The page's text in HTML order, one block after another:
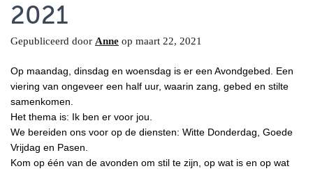
2021
Gepubliceerd door Anne op maart 22, 2021
Op maandag, dinsdag en woensdag is er een Avondgebed. Een
viering van ongeveer een half uur, waarin zang, gebed en stilte
samenkomen.
Het thema is: Ik ben er voor jou.
We bereiden ons voor op de diensten: Witte Donderdag, Goede
Vrijdag en Pasen.
Kom op één van de avonden om stil te zijn, op wat is en op wat